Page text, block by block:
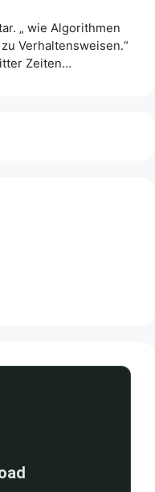
„ wie Algorithmen
Verhaltensweisen.“
Zeiten…